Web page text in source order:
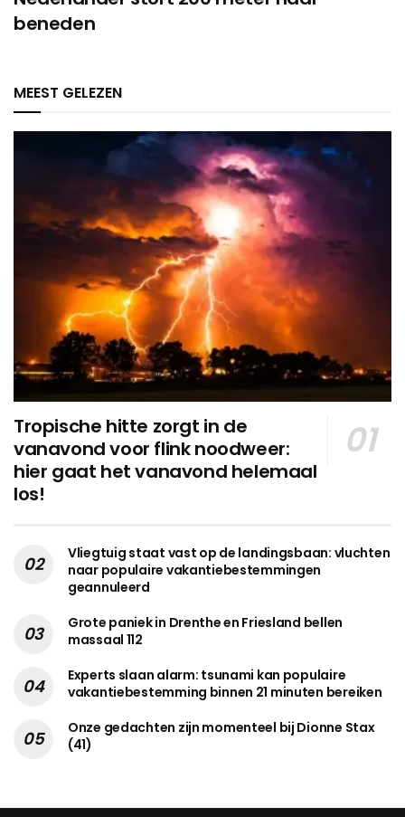
beneden
MEEST GELEZEN
Tropische hitte zorgt in de
vanavond voor flink noodweer:
hier gaat het vanavond helemaal
los!
Vliegtuig staat vast op de landingsbaan: vluchten
naar populaire vakantiebestemmingen
geannuleerd
Grote paniek in Drenthe en Friesland bellen
massaal 112
Experts slaan alarm: tsunami kan populaire
vakantiebestemming binnen 21 minuten bereiken
Onze gedachten zijn momenteel bij Dionne Stax
(41)